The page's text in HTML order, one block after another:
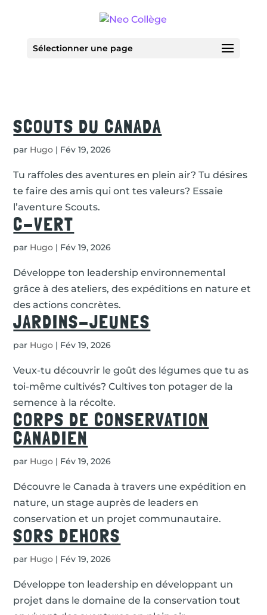
Sélectionner une page
SCOUTS DU CANADA
par Hugo | Fév 19, 2026
Tu raffoles des aventures en plein air? Tu désires
te faire des amis qui ont tes valeurs? Essaie
l’aventure Scouts.
C-VERT
par Hugo | Fév 19, 2026
Développe ton leadership environnemental
grâce à des ateliers, des expéditions en nature et
des actions concrètes.
JARDINS-JEUNES
par Hugo | Fév 19, 2026
Veux-tu découvrir le goût des légumes que tu as
toi-même cultivés? Cultives ton potager de la
semence à la récolte.
CORPS DE CONSERVATION
CANADIEN
par Hugo | Fév 19, 2026
Découvre le Canada à travers une expédition en
nature, un stage auprès de leaders en
conservation et un projet communautaire.
SORS DEHORS
par Hugo | Fév 19, 2026
Développe ton leadership en développant un
projet dans le domaine de la conservation tout